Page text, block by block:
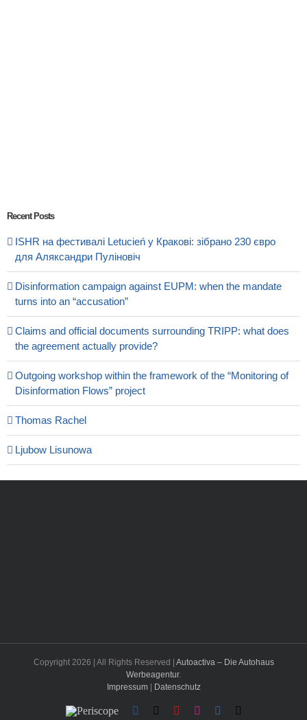
Recent Posts
ISHR на фестивалі Letucień у Кракові: зібрано 230 євро
для Аляксандри Пуліновіч
Disinformation campaign against EUPM: when the mandate
turns into an “accusation”
Claims and official documents surrounding TRIPP: what does
the agreement actually provide?
Outgoing workshop within the framework of the “Monitoring of
Disinformation Flows” project
Thomas Rachel
Ljubow Lisunowa
Copyright 2026 | All Rights Reserved | Autoactiva – Die Autohaus
Werbeagentur.
Impressum| Datenschutz
Periscope Facebook YouTubeInstagram